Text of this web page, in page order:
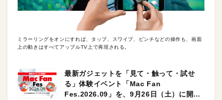
ミラーリングをオンにすれば、タップ、スワイプ、ピンチなどの操作も、画面
上の動きはすべてアップルTV上で再現される。
最新ガジェットを「見て・触って・試せ
る」体験イベント「Mac Fan
Fes.2026.09」を、9月26日（土）に開催